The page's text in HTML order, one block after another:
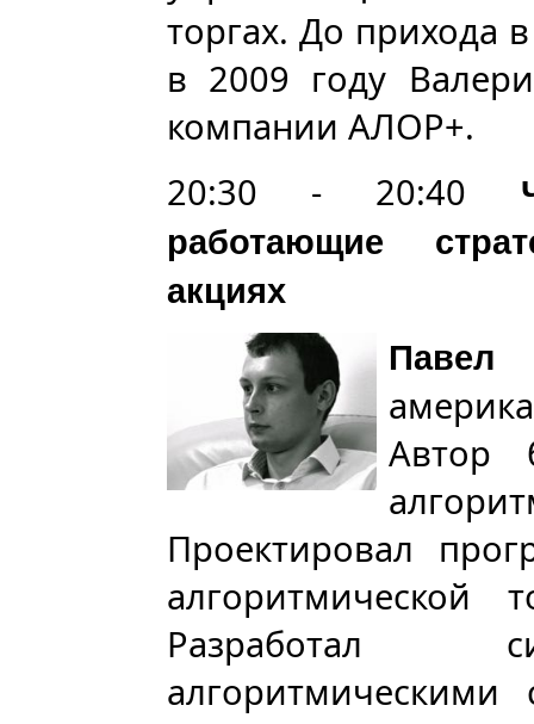
торгах. До прихода
в 2009 году
компании АЛОР+.
20:30 - 20:40
работающие
акциях
Павел
Автор
Проектировал
алгоритмической
Разработал
алгоритмическими